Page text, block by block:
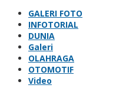
GALERI FOTO
INFOTORIAL
DUNIA
Galeri
OLAHRAGA
OTOMOTIF
Video